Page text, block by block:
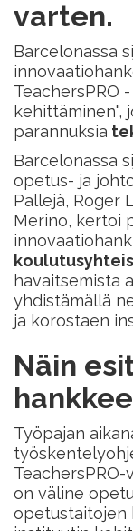
varten.
Barcelonassa
TeachersPRO
kehittäminen",
parannuksia
Barcelonassa
opetus- ja
Pallejà, Roger
Merino, kertoi
havaitsemista
yhdistämällä
ja korostaen
Näin
Työpajan
on väline
opetustaitojen